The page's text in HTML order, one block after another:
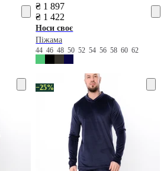
₴ 1 897
₴ 1 422
Носи своє
Піжама
44464850525456586062
−25%